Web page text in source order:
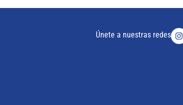
Únete a nuestras redes